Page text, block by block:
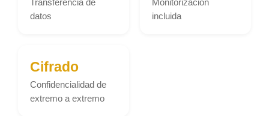
Transferencia de
datos
Monitorización
incluida
Cifrado
Confidencialidad de
extremo a extremo